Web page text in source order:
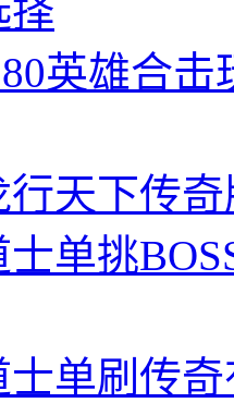
择
英雄合
行天下传
士单挑
士单刷传